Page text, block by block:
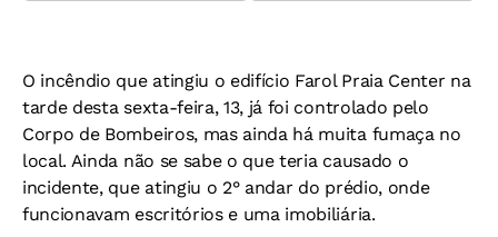
O incêndio que atingiu o edifício Farol Praia Center na
tarde desta sexta-feira, 13, já foi controlado pelo
Corpo de Bombeiros, mas ainda há muita fumaça no
local. Ainda não se sabe o que teria causado o
incidente, que atingiu o 2° andar do prédio, onde
funcionavam escritórios e uma imobiliária.